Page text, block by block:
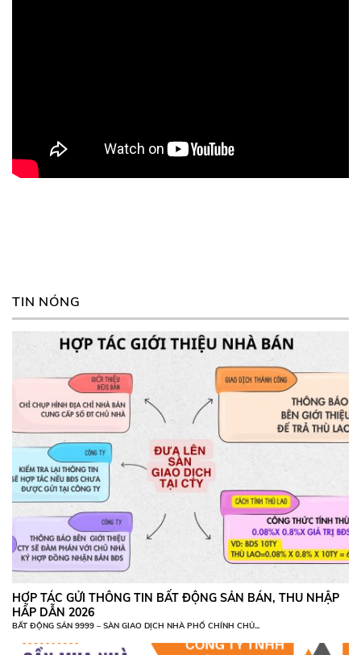
TIN NÓNG
HỢP TÁC GỬI THÔNG TIN BẤT ĐỘNG SẢN BÁN, THU NHẬP
HẤP DẪN 2026
BẤT ĐỘNG SẢN 9999 – SÀN GIAO DỊCH NHÀ PHỐ CHÍNH CHỦ...